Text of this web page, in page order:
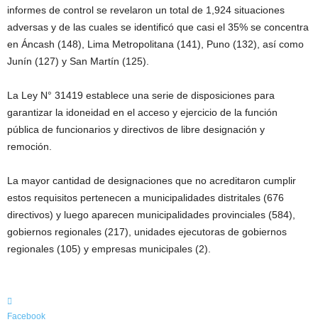
informes de control se revelaron un total de 1,924 situaciones
adversas y de las cuales se identificó que casi el 35% se concentra
en Áncash (148), Lima Metropolitana (141), Puno (132), así como
Junín (127) y San Martín (125).
La Ley N° 31419 establece una serie de disposiciones para
garantizar la idoneidad en el acceso y ejercicio de la función
pública de funcionarios y directivos de libre designación y
remoción.
La mayor cantidad de designaciones que no acreditaron cumplir
estos requisitos pertenecen a municipalidades distritales (676
directivos) y luego aparecen municipalidades provinciales (584),
gobiernos regionales (217), unidades ejecutoras de gobiernos
regionales (105) y empresas municipales (2).
Facebook